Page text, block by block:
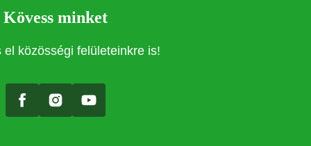
Kövess minket
el közösségi felületeinkre is!